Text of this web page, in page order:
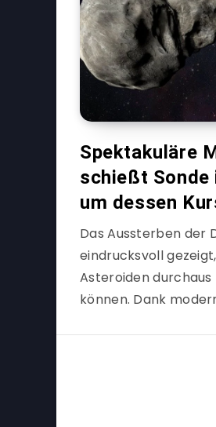
Spektakuläre
schießt Sonde
um dessen
Das Aussterben der
eindrucksvoll
Asteroiden
können. Dank